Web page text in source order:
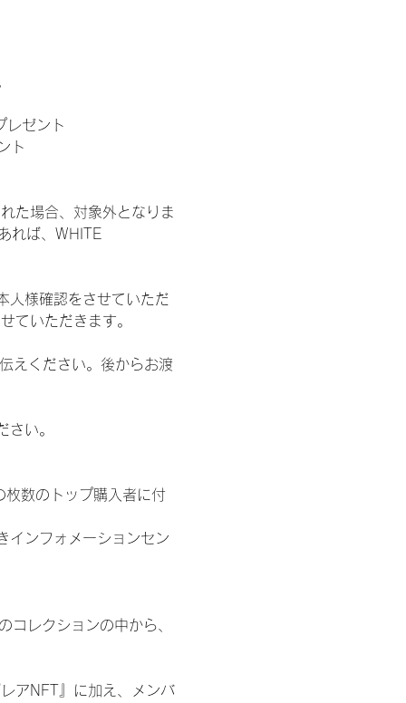
レゼント
ト
た場合、対象外となりま
れば、WHITE
人様確認をさせていただ
ていただきます。
えください。後からお渡
い。
数のトップ購入者に付
インフォメーションセン
レクションの中から、
アNFT』に加え、メンバ